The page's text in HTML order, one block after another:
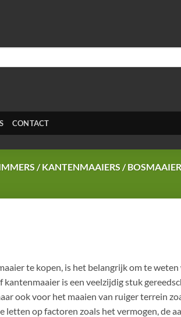
CONTACT
/ KANTENMAAIERS /
te kopen, is het belangrijk om te
kantenmaaier is een veelzijdig stuk
ook voor het maaien van ruiger terrein
letten op factoren zoals het vermogen, de